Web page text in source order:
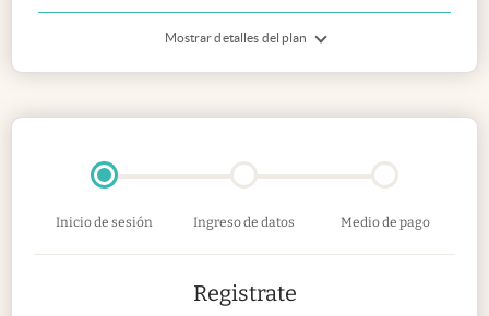
Mostrar detalles del plan
Inicio de sesión Ingreso de datos Medio de pago
Registrate